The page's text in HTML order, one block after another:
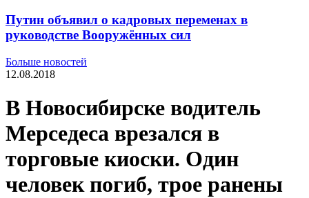
Путин объявил о кадровых переменах в
руководстве Вооружённых сил
Больше новостей
12.08.2018
В Новосибирске водитель
Мерседеса врезался в
торговые киоски. Один
человек погиб, трое ранены